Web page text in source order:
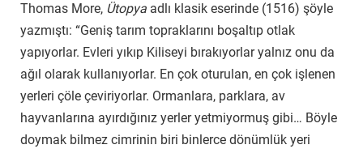
Thomas More, Ütopya adlı klasik eserinde (1516) şöyle
yazmıştı: “Geniş tarım topraklarını boşaltıp otlak
yapıyorlar. Evleri yıkıp Kiliseyi bırakıyorlar yalnız onu da
ağıl olarak kullanıyorlar. En çok oturulan, en çok işlenen
yerleri çöle çeviriyorlar. Ormanlara, parklara, av
hayvanlarına ayırdığınız yerler yetmiyormuş gibi… Böyle
doymak bilmez cimrinin biri binlerce dönümlük yeri